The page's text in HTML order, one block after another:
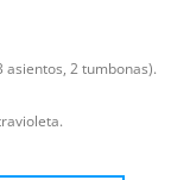
2 tumbonas).